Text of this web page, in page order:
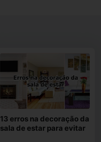
13 erros na decoração da
sala de estar para evitar